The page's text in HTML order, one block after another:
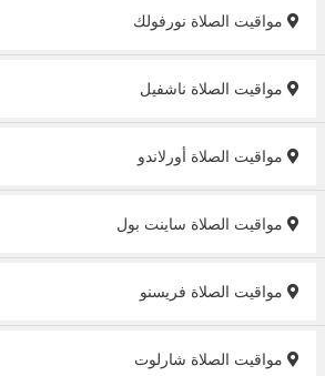
مواقيت الصلاة نورفولك
مواقيت الصلاة ناشفيل
مواقيت الصلاة أورلاندو
مواقيت الصلاة ساينت بول
مواقيت الصلاة فريسنو
مواقيت الصلاة شارلوت